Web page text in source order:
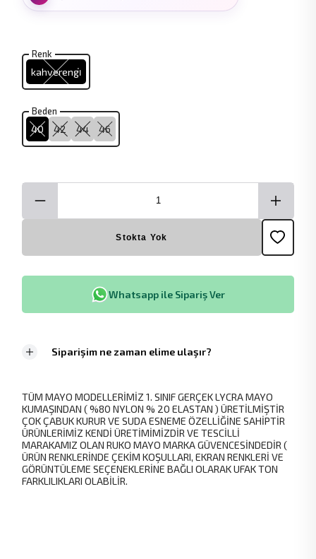
Renk
kahverengi̇
Beden
40 42 44 46
Stokta Yok
Whatsapp ile Sipariş Ver
Siparişim ne zaman elime ulaşır?
TÜM MAYO MODELLERİMİZ 1. SINIF GERÇEK LYCRA MAYO
KUMAŞINDAN ( %80 NYLON % 20 ELASTAN ) ÜRETİLMİŞTİR
ÇOK ÇABUK KURUR VE SUDA ESNEME ÖZELLİĞİNE SAHİPTİR
ÜRÜNLERİMİZ KENDİ ÜRETİMİMİZDİR VE TESCİLLİ
MARAKAMIZ OLAN RUKO MAYO MARKA GÜVENCESİNDEDİR (
ÜRÜN RENKLERİNDE ÇEKİM KOŞULLARI, EKRAN RENKLERİ VE
GÖRÜNTÜLEME SEÇENEKLERİNE BAĞLI OLARAK UFAK TON
FARKLILIKLARI OLABİLİR.